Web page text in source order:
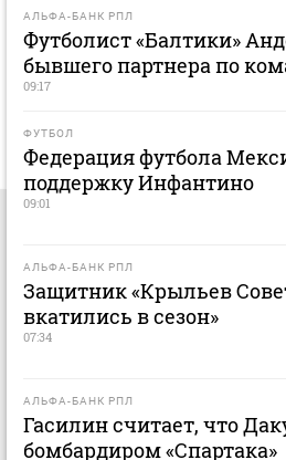
АЛЬФА-БАНК РПЛ
Футболист «Балтики»
бывшего партнера по
09:17
ФУТБОЛ
Федерация футбола
поддержку Инфантино
09:01
АЛЬФА-БАНК РПЛ
Защитник «Крыльев
вкатились в сезон»
07:34
АЛЬФА-БАНК РПЛ
Гасилин считает, что
бомбардиром «Спартака»